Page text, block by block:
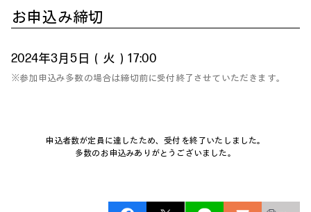
お申込み締切
2024年3月5日（火）17:00
※参加申込み多数の場合は締切前に受付終了させていただきます。
申込者数が定員に達したため、受付を終了いたしました。
多数のお申込みありがとうございました。